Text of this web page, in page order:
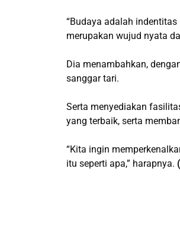
“Budaya adalah
merupakan wujud nyata
Dia menambahkan,
sanggar tari.
Serta menyediakan
yang terbaik, serta
“Kita ingin
itu seperti apa,” harapnya.